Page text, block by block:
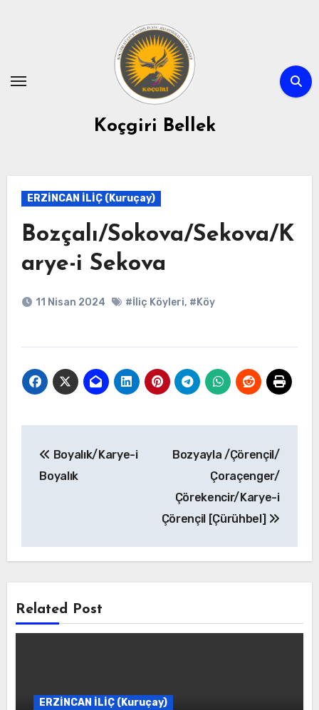
Koçgiri Bellek
ERZİNCAN İLİÇ (Kuruçay)
Bozçalı/Sokova/Sekova/K
arye-i Sekova
11 Nisan 2024 #İliç Köyleri, #Köy
gezinmesi
Boyalık/Karye-i
Boyalık
Bozyayla /Çörençil/
Çoraçenger/
Çörekencir/Karye-i
Çörençil [Çürühbel]
Related Post
ERZİNCAN İLİÇ (Kuruçay)